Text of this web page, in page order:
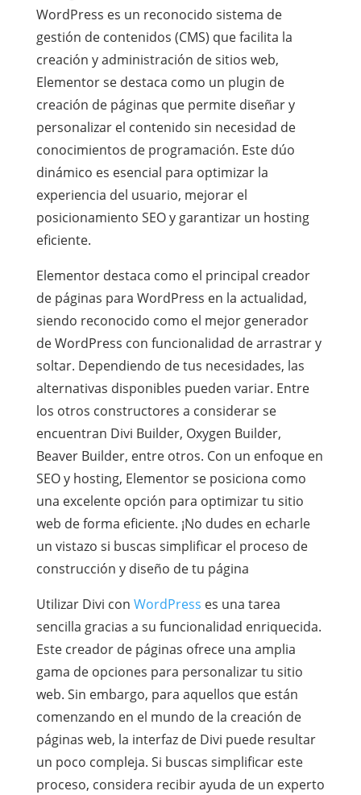
WordPress es un reconocido sistema de
gestión de contenidos (CMS) que facilita la
creación y administración de sitios web,
Elementor se destaca como un plugin de
creación de páginas que permite diseñar y
personalizar el contenido sin necesidad de
conocimientos de programación. Este dúo
dinámico es esencial para optimizar la
experiencia del usuario, mejorar el
posicionamiento SEO y garantizar un hosting
eficiente.
Elementor destaca como el principal creador
de páginas para WordPress en la actualidad,
siendo reconocido como el mejor generador
de WordPress con funcionalidad de arrastrar y
soltar. Dependiendo de tus necesidades, las
alternativas disponibles pueden variar. Entre
los otros constructores a considerar se
encuentran Divi Builder, Oxygen Builder,
Beaver Builder, entre otros. Con un enfoque en
SEO y hosting, Elementor se posiciona como
una excelente opción para optimizar tu sitio
web de forma eficiente. ¡No dudes en echarle
un vistazo si buscas simplificar el proceso de
construcción y diseño de tu página
Utilizar Divi con WordPress es una tarea
sencilla gracias a su funcionalidad enriquecida.
Este creador de páginas ofrece una amplia
gama de opciones para personalizar tu sitio
web. Sin embargo, para aquellos que están
comenzando en el mundo de la creación de
páginas web, la interfaz de Divi puede resultar
un poco compleja. Si buscas simplificar este
proceso, considera recibir ayuda de un experto